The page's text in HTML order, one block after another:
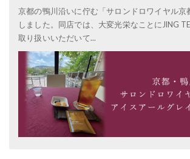
京都の鴨川沿いに佇む「サロンドロワイヤル京
しました。同店では、大変光栄なことにJING
取り扱いいただいて...